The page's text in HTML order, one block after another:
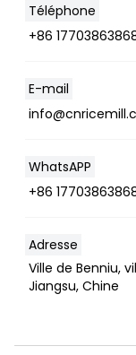
Téléphone
+86
E-mail
WhatsAPP
+86
Adresse
Ville de Benniu,
Jiangsu, Chine